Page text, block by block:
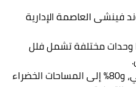
فينشى العاصمة الإدارية
وحدات مختلفة تشمل فلل
تخصيص 20% من المساحة للمباني، و80% إلى المساحات الخضراء